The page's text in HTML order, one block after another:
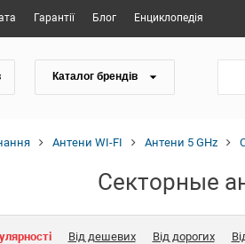
Гарантії Блог Енциклопедія
Каталог брендів
Антени WI-FI Антени 5 GHz
Секторные
Від дешевих Від дорогих